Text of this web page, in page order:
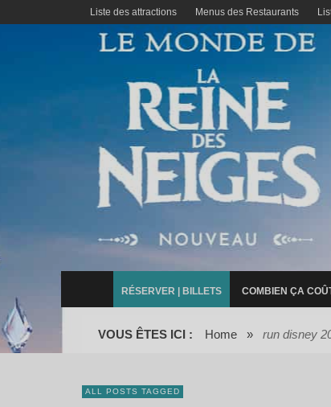
Liste des attractions Menus des Restaurants
RÉSERVER | BILLETS COMBIEN ÇA
VOUS ÊTES ICI : Home » run disney
ALL POSTS TAGGED